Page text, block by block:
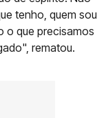
tenho, quem sou
o que precisamos
rematou.